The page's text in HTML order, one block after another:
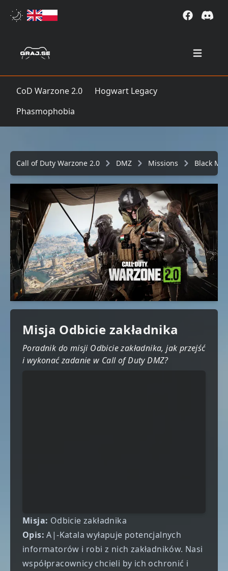
Open
CoD Warzone 2.0
Hogwart Legacy
Phasmophobia
Call of Duty Warzone 2.0 DMZ Missions Black
Misja Odbicie zakładnika
Poradnik do misji Odbicie zakładnika, jak przejść
i wykonać zadanie w Call of Duty DMZ?
Misja: Odbicie zakładnika
Opis: A|-Katala wyłapuje potencjalnych
informatorów i robi z nich zakładników. Nasi
współpracownicy chcieli by ich ochronić i